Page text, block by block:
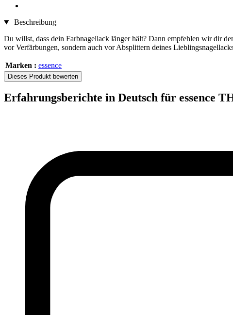
Beschreibung
Du willst, dass dein Farbnagellack länger hält? Dann empfehlen wir dir
vor Verfärbungen, sondern auch vor Absplittern deines
Marken : essence
Dieses Produkt bewerten
Erfahrungsberichte in Deutsch für essence